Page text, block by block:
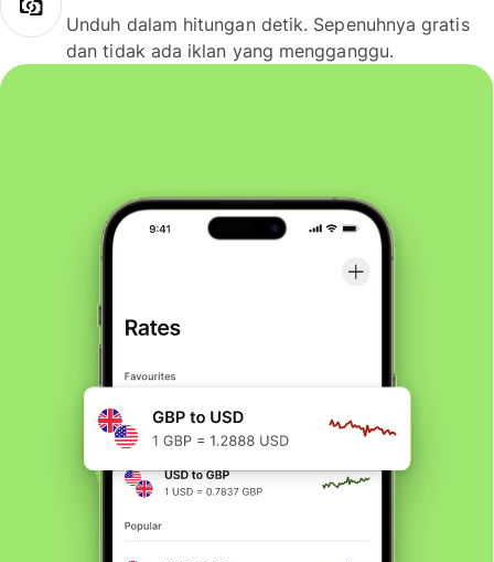
Unduh dalam hitungan detik. Sepenuhnya gratis
dan tidak ada iklan yang mengganggu.